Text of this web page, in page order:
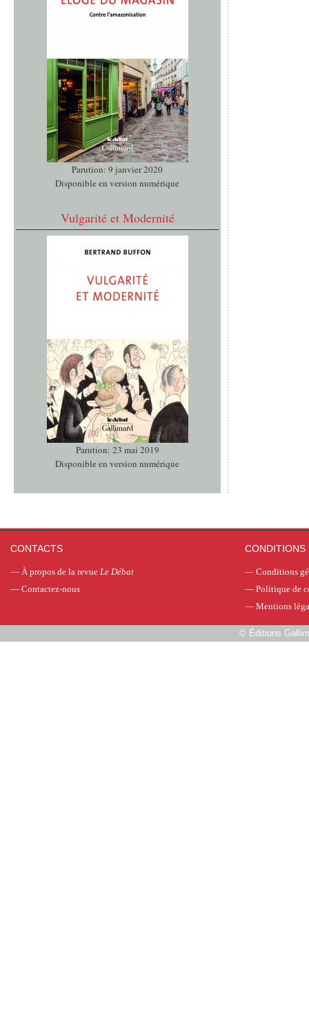
Parution: 9 janvier 2020
Disponible en version numérique
Vulgarité et Modernité
Parution: 23 mai 2019
Disponible en version numérique
CONTACTS
— À propos de la revue Le Débat
— Contactez-nous
CONDITIONS
— Conditions
— Politique de
— Mentions
© Éditions